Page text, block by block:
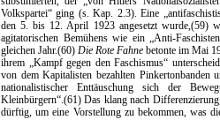
Volkspartei“ ging (s. Kap. 2.3). Eine
den 5. bis 12. April 1923 angesetzt wurde,(59)
agitatorischen Bemühens wie ein „Anti-
gleichen Jahr.(60) Die Rote Fahne betonte im Mai
ihrem „Kampf gegen den Faschismus“
von dem Kapitalisten bezahlten Pinkertonbanden
nationalistischer Enttäuschung sich der
Kleinbürgern“.(61) Das klang nach
dürftig, um eine Vorstellung zu bekommen, was